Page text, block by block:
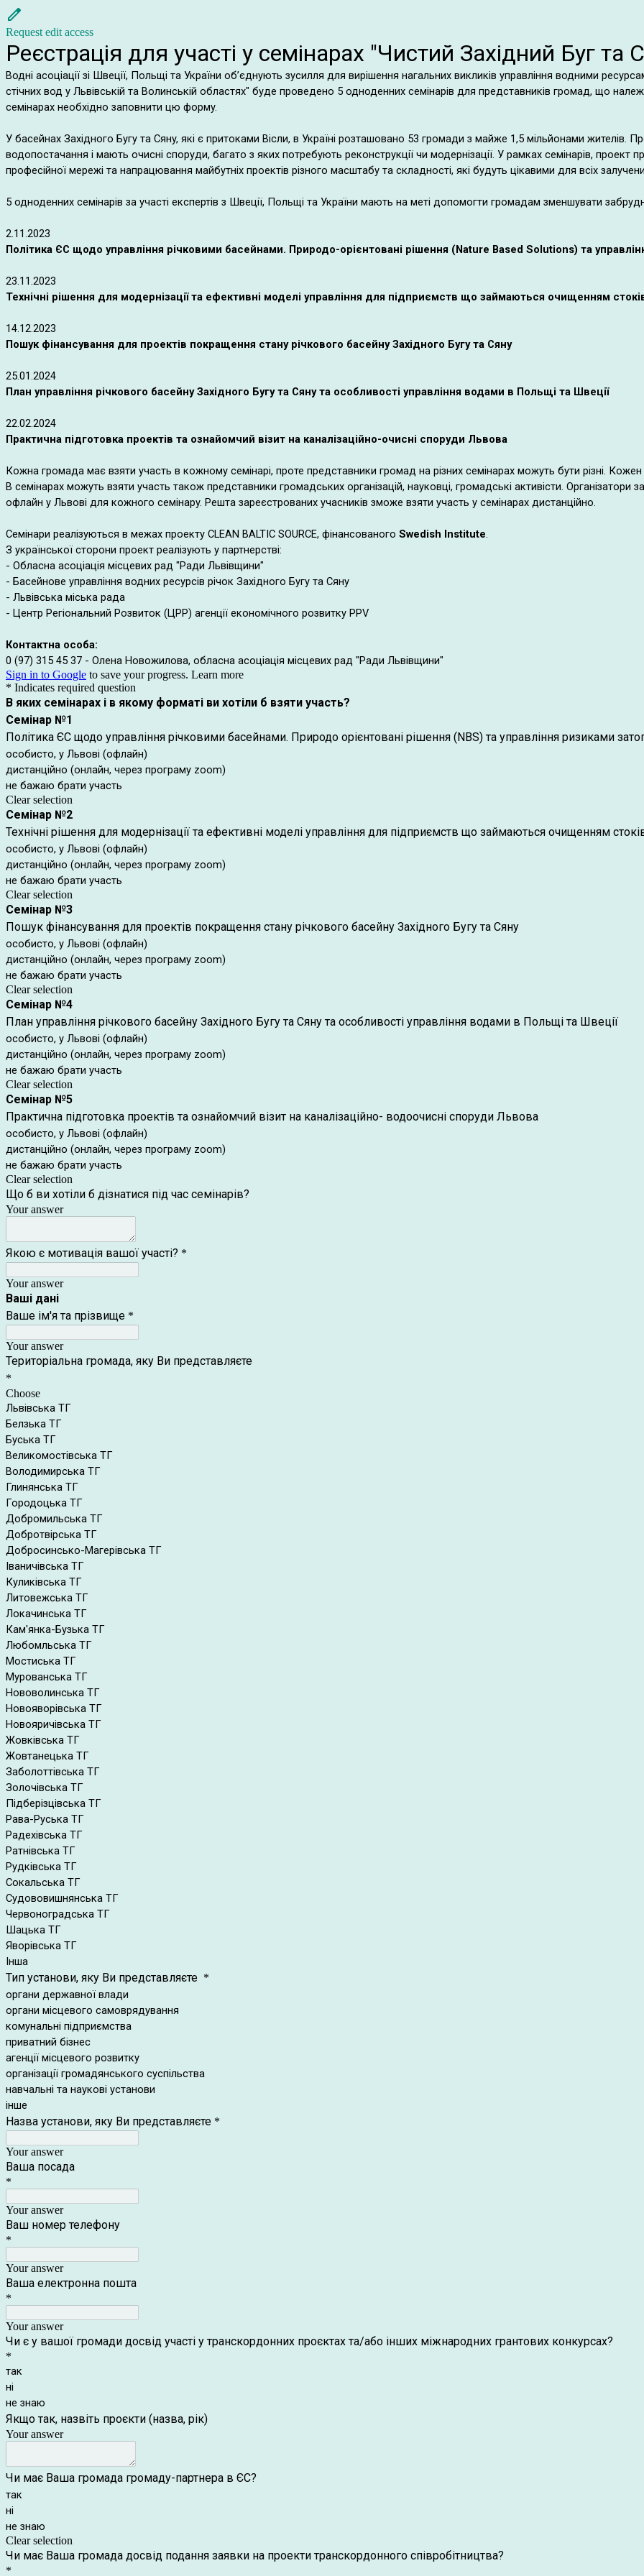
Request edit access
Реєстрація для участі у семінарах "Чистий Західний Буг та
Водні асоціації зі Швеції, Польщі та України об’єднують зусилля для вирішення нагальних викликів управління водними
стічних вод у Львівській та Волинській областях" буде проведено 5 одноденних семінарів для представників громад, що
семінарах необхідно заповнити цю форму.
У басейнах Західного Бугу та Сяну, які є притоками Вісли, в Україні розташовано 53 громади з майже 1,5 мільйонами жителів.
водопостачання і мають очисні споруди, багато з яких потребують реконструкції чи модернізації. У рамках семінарів, проект
професійної мережі та напрацювання майбутніх проектів різного масштабу та складності, які будуть цікавими для всіх
5 одноденних семінарів за участі експертів з Швеції, Польщі та України мають на меті допомогти громадам зменшувати
2.11.2023
Політика ЄС щодо управління річковими басейнами. Природо-орієнтовані рішення (Nature Based Solutions) та
23.11.2023
Технічні рішення для модернізації та ефективні моделі управління для підприємств що займаються очищенням
14.12.2023
Пошук фінансування для проектів покращення стану річкового басейну Західного Бугу та Сяну
25.01.2024
План управління річкового басейну Західного Бугу та Сяну та особливості управління водами в Польщі та Швеції
22.02.2024
Практична підготовка проектів та ознайомчий візит на каналізаційно-очисні споруди Львова
Кожна громада має взяти участь в кожному семінарі, проте представники громад на різних семінарах можуть бути різні.
В семінарах можуть взяти участь також представники громадських організацій, науковці, громадські активісти.
офлайн у Львові для кожного семінару. Решта зареєстрованих учасників зможе взяти участь у семінарах дистанційно.
Семінари реалізуються в межах проекту CLEAN BALTIC SOURCE, фінансованого Swedish Institute.
З української сторони проект реалізують у партнерстві:
- Обласна асоціація місцевих рад "Ради Львівщини"
- Басейнове управління водних ресурсів річок Західного Бугу та Сяну
- Львівська міська рада
- Центр Регіональний Розвиток (ЦРР) агенції економічного розвитку PPV
Контактна особа:
0 (97) 315 45 37 - Олена Новожилова, обласна асоціація місцевих рад "Ради Львівщини"
Sign in to Google to save your progress. Learn more
* Indicates required question
В яких семінарах і в якому форматі ви хотіли б взяти участь?
Семінар №1
Політика ЄС щодо управління річковими басейнами. Природо орієнтовані рішення (NBS) та управління ризиками
особисто, у Львові (офлайн)
дистанційно (онлайн, через програму zoom)
не бажаю брати участь
Clear selection
Семінар №2
Технічні рішення для модернізації та ефективні моделі управління для підприємств що займаються очищенням
особисто, у Львові (офлайн)
дистанційно (онлайн, через програму zoom)
не бажаю брати участь
Clear selection
Семінар №3
Пошук фінансування для проектів покращення стану річкового басейну Західного Бугу та Сяну
особисто, у Львові (офлайн)
дистанційно (онлайн, через програму zoom)
не бажаю брати участь
Clear selection
Семінар №4
План управління річкового басейну Західного Бугу та Сяну та особливості управління водами в Польщі та Швеції
особисто, у Львові (офлайн)
дистанційно (онлайн, через програму zoom)
не бажаю брати участь
Clear selection
Семінар №5
Практична підготовка проектів та ознайомчий візит на каналізаційно- водоочисні споруди Львова
особисто, у Львові (офлайн)
дистанційно (онлайн, через програму zoom)
не бажаю брати участь
Clear selection
Що б ви хотіли б дізнатися під час семінарів?
Your answer
Якою є мотивація вашої участі? *
Your answer
Ваші дані
Ваше ім'я та прізвище *
Your answer
Територіальна громада, яку Ви представляєте
*
Choose
Львівська ТГ
Белзька ТГ
Буська ТГ
Великомостівська ТГ
Володимирська ТГ
Глинянська ТГ
Городоцька ТГ
Добромильська ТГ
Добротвірська ТГ
Добросинсько-Магерівська ТГ
Іваничівська ТГ
Куликівська ТГ
Литовежська ТГ
Локачинська ТГ
Кам'янка-Бузька ТГ
Любомльська ТГ
Мостиська ТГ
Мурованська ТГ
Нововолинська ТГ
Новояворівська ТГ
Новояричівська ТГ
Жовківська ТГ
Жовтанецька ТГ
Заболоттівська ТГ
Золочівська ТГ
Підберізцівська ТГ
Рава-Руська ТГ
Радехівська ТГ
Ратнівська ТГ
Рудківська ТГ
Сокальська ТГ
Судововишнянська ТГ
Червоноградська ТГ
Шацька ТГ
Яворівська ТГ
Інша
Тип установи, яку Ви представляєте *
органи державної влади
органи місцевого самоврядування
комунальні підприємства
приватний бізнес
агенції місцевого розвитку
організації громадянського суспільства
навчальні та наукові установи
інше
Назва установи, яку Ви представляєте *
Your answer
Ваша посада
*
Your answer
Ваш номер телефону
*
Your answer
Ваша електронна пошта
*
Your answer
Чи є у вашої громади досвід участі у транскордонних проєктах та/або інших міжнародних грантових конкурсах?
*
так
ні
не знаю
Якщо так, назвіть проєкти (назва, рік)
Your answer
Чи має Ваша громада громаду-партнера в ЄС?
так
ні
не знаю
Clear selection
Чи має Ваша громада досвід подання заявки на проекти транскордонного співробітництва?
*